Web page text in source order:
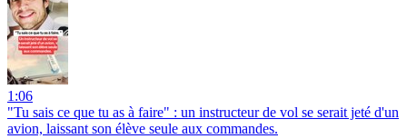
1:06
"Tu sais ce que tu as à faire" : un instructeur de vol se serait jeté d'un
avion, laissant son élève seule aux commandes.